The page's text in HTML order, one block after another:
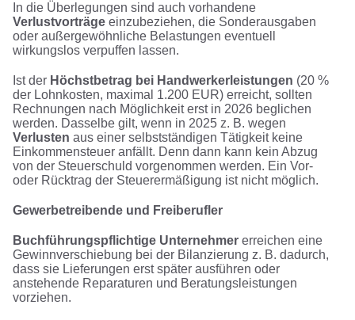
In die Überlegungen sind auch vorhandene
Verlustvorträgeeinzubeziehen, die Sonderausgaben
oder außergewöhnliche Belastungen eventuell
wirkungslos verpuffen lassen.
Ist der Höchstbetrag bei Handwerkerleistungen (20 %
der Lohnkosten, maximal 1.200 EUR) erreicht, sollten
Rechnungen nach Möglichkeit erst in 2026 beglichen
werden. Dasselbe gilt, wenn in 2025 z. B. wegen
Verlusten aus einer selbstständigen Tätigkeit keine
Einkommensteuer anfällt. Denn dann kann kein Abzug
von der Steuerschuld vorgenommen werden. Ein Vor-
oder Rücktrag der Steuerermäßigung ist nicht möglich.
Gewerbetreibende und Freiberufler
Buchführungspflichtige Unternehmer erreichen eine
Gewinnverschiebung bei der Bilanzierung z. B. dadurch,
dass sie Lieferungen erst später ausführen oder
anstehende Reparaturen und Beratungsleistungen
vorziehen.